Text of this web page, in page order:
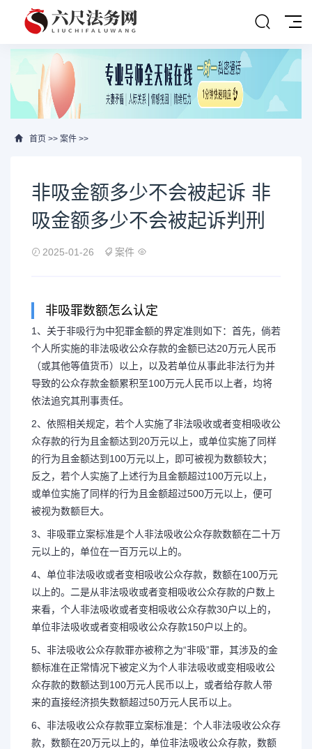
首页 >> 案件 >>
非吸金额多少不会被起诉 非
吸金额多少不会被起诉判刑
2025-01-26 案件
非吸罪数额怎么认定
1、关于非吸行为中犯罪金额的界定准则如下：首先，倘若
个人所实施的非法吸收公众存款的金额已达20万元人民币
（或其他等值货币）以上，以及若单位从事此非法行为并
导致的公众存款金额累积至100万元人民币以上者，均将
依法追究其刑事责任。
2、依照相关规定，若个人实施了非法吸收或者变相吸收公
众存款的行为且金额达到20万元以上，或单位实施了同样
的行为且金额达到100万元以上，即可被视为数额较大；
反之，若个人实施了上述行为且金额超过100万元以上，
或单位实施了同样的行为且金额超过500万元以上，便可
被视为数额巨大。
3、非吸罪立案标准是个人非法吸收公众存款数额在二十万
元以上的，单位在一百万元以上的。
4、单位非法吸收或者变相吸收公众存款，数额在100万元
以上的。二是从非法吸收或者变相吸收公众存款的户数上
来看，个人非法吸收或者变相吸收公众存款30户以上的，
单位非法吸收或者变相吸收公众存款150户以上的。
5、非法吸收公众存款罪亦被称之为“非吸”罪，其涉及的金
额标准在正常情况下被定义为个人非法吸收或变相吸收公
众存款的数额达到100万元人民币以上，或者给存款人带
来的直接经济损失数额超过50万元人民币以上。
6、非法吸收公众存款罪立案标准是：个人非法吸收公众存
款，数额在20万元以上的，单位非法吸收公众存款，数额
非吸金额多少不会被起
1、关于非吸行为中犯罪金额的
若个人所实施的非法吸收公众存款
（或其他等值货币）以上，以及若
致的公众存...